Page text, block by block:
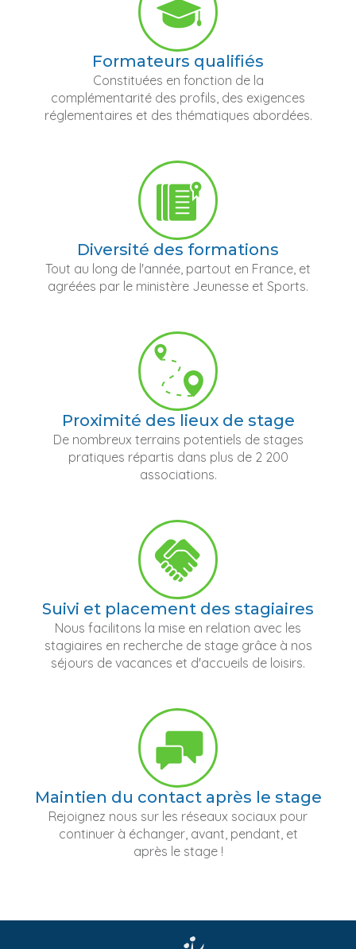
Formateurs qualifiés
Constituées en fonction de la
complémentarité des profils, des exigences
réglementaires et des thématiques abordées.
Diversité des formations
Tout au long de l'année, partout en France, et
agréées par le ministère Jeunesse et Sports.
Proximité des lieux de stage
De nombreux terrains potentiels de stages
pratiques répartis dans plus de 2 200
associations.
Suivi et placement des stagiaires
Nous facilitons la mise en relation avec les
stagiaires en recherche de stage grâce à nos
séjours de vacances et d'accueils de loisirs.
Maintien du contact après le stage
Rejoignez nous sur les réseaux sociaux pour
continuer à échanger, avant, pendant, et
après le stage !